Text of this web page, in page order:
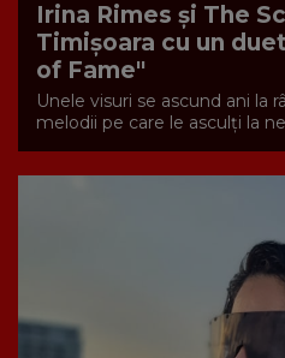
Irina Rimes și The
Timișoara cu un
of Fame"
Unele visuri se ascund ani la
melodii pe care le asculți la